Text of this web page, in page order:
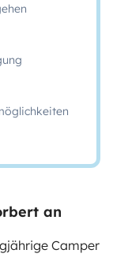
an
Camper